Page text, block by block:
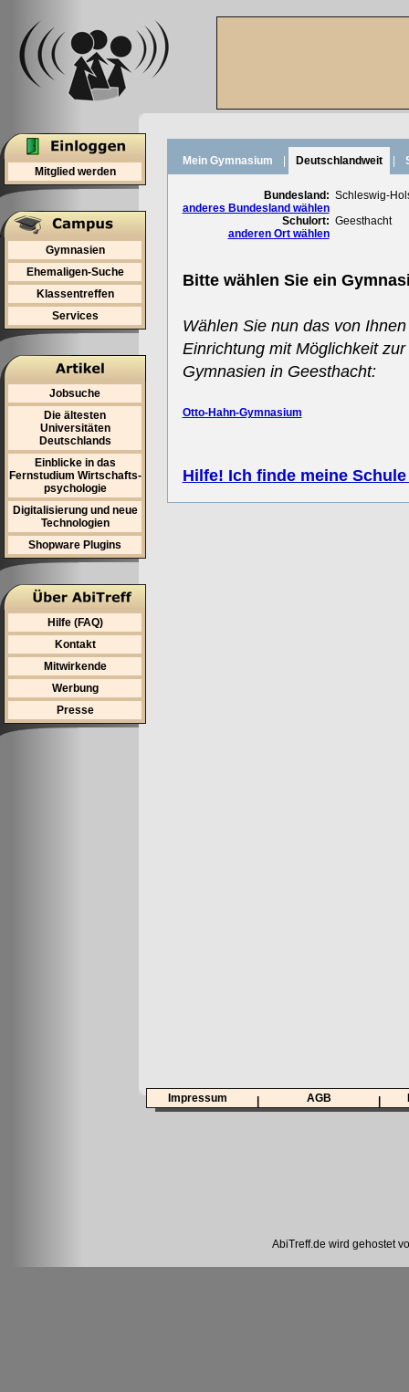
Mitglied werden
Gymnasien
Ehemaligen-Suche
Klassentreffen
Services
Jobsuche
Die ältesten
Universitäten
Deutschlands
Einblicke in das
Fernstudium Wirtschafts-
psychologie
Digitalisierung und neue
Technologien
Shopware Plugins
Hilfe (FAQ)
Kontakt
Mitwirkende
Werbung
Presse
Mein Gymnasium Deutschlandweit
Bundesland:
anderes Bundesland wählen
Schleswig-
Schulort:
anderen Ort wählen
Geesthacht
Bitte wählen Sie ein
Wählen Sie nun das von
Einrichtung mit Möglichkeit
Gymnasien in Geesthacht:
Otto-Hahn-Gymnasium
Hilfe! Ich finde meine
Impressum AGB
AbiTreff.de wird gehostet